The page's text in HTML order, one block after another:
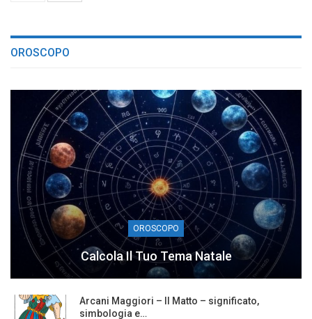
OROSCOPO
OROSCOPO
Calcola Il Tuo Tema Natale
Arcani Maggiori – Il Matto – significato,
simbologia e…